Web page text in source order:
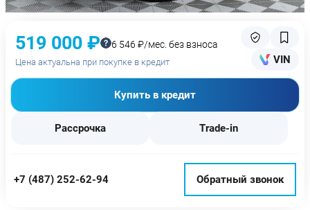
519 000 ₽ 6 546 ₽/мес. без взноса
Цена актуальна при покупке в кредит VIN
Купить в кредит
Рассрочка Trade-in
+7 (487) 252-62-94 Обратный звонок